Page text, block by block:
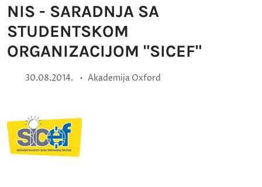
NIS - SARADNJA SA
STUDENTSKOM
ORGANIZACIJOM "SICEF"
30.08.2014. • Akademija Oxford